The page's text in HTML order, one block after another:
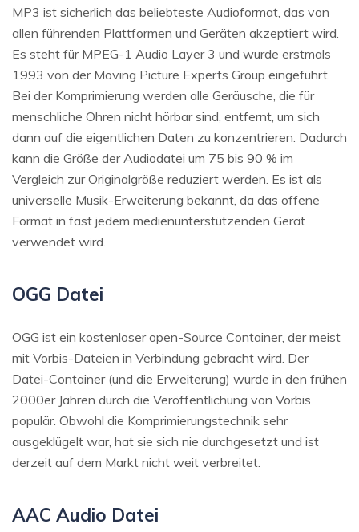
MP3 ist sicherlich das beliebteste Audioformat, das von
allen führenden Plattformen und Geräten akzeptiert wird.
Es steht für MPEG-1 Audio Layer 3 und wurde erstmals
1993 von der Moving Picture Experts Group eingeführt.
Bei der Komprimierung werden alle Geräusche, die für
menschliche Ohren nicht hörbar sind, entfernt, um sich
dann auf die eigentlichen Daten zu konzentrieren. Dadurch
kann die Größe der Audiodatei um 75 bis 90 % im
Vergleich zur Originalgröße reduziert werden. Es ist als
universelle Musik-Erweiterung bekannt, da das offene
Format in fast jedem medienunterstützenden Gerät
verwendet wird.
OGG Datei
OGG ist ein kostenloser open-Source Container, der meist
mit Vorbis-Dateien in Verbindung gebracht wird. Der
Datei-Container (und die Erweiterung) wurde in den frühen
2000er Jahren durch die Veröffentlichung von Vorbis
populär. Obwohl die Komprimierungstechnik sehr
ausgeklügelt war, hat sie sich nie durchgesetzt und ist
derzeit auf dem Markt nicht weit verbreitet.
AAC Audio Datei